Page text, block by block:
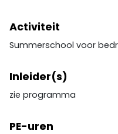
Activiteit
Summerschool voor
Inleider(s)
zie programma
PE-uren